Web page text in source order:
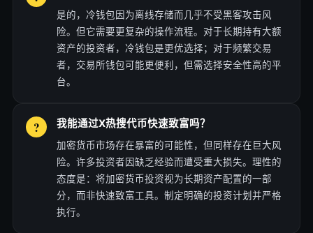
是的，冷钱包因为离线存储而几乎不受黑客攻击风
险。但它需要更复杂的操作流程。对于长期持有大额
资产的投资者，冷钱包是更优选择；对于频繁交易
者，交易所钱包可能更便利，但需选择安全性高的平
台。
我能通过X热搜代币快速致富吗？
加密货币市场存在暴富的可能性，但同样存在巨大风
险。许多投资者因缺乏经验而遭受重大损失。理性的
态度是：将加密货币投资视为长期资产配置的一部
分，而非快速致富工具。制定明确的投资计划并严格
执行。